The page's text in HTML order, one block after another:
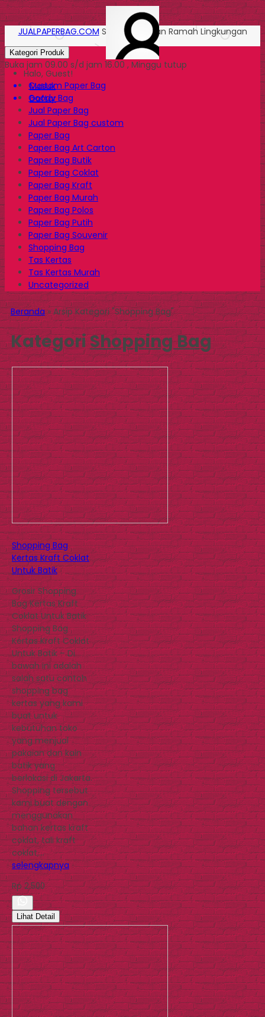
Halo, Guest!
Masuk
Daftar
JUALPAPERBAG.COM Solusi Kemasan Ramah Lingkungan
Kategori Produk
Buka jam 09.00 s/d jam 16.00 , Minggu tutup
Custom Paper Bag
Goody Bag
Jual Paper Bag
Jual Paper Bag custom
Paper Bag
Paper Bag Art Carton
Paper Bag Butik
Paper Bag Coklat
Paper Bag Kraft
Paper Bag Murah
Paper Bag Polos
Paper Bag Putih
Paper Bag Souvenir
Shopping Bag
Tas Kertas
Tas Kertas Murah
Uncategorized
Beranda»Arsip Kategori "Shopping Bag"
KategoriShopping Bag
Shopping Bag
Kertas Kraft Coklat
Untuk Batik
Grosir Shopping
Bag Kertas Kraft
Coklat Untuk Batik
Shopping Bag
Kertas Kraft Coklat
Untuk Batik – Di
bawah ini adalah
salah satu contoh
shopping bag
kertas yang kami
buat untuk
kebutuhan toko
yang menjual
pakaian dan kain
batik yang
berlokasi di Jakarta.
Shopping tersebut
kami buat dengan
menggunakan
bahan kertas kraft
coklat, tali kraft
coklat,…
selengkapnya
Rp 2.500
Lihat Detail